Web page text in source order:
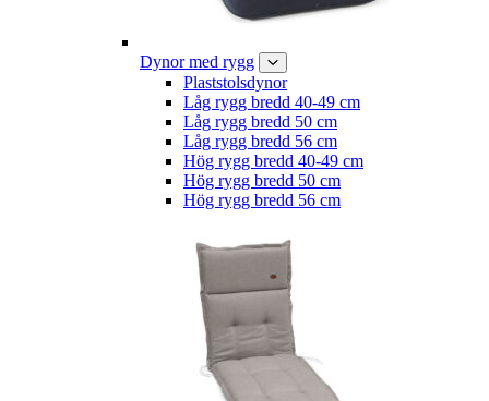
Dynor med rygg
Plaststolsdynor
Låg rygg bredd 40-49 cm
Låg rygg bredd 50 cm
Låg rygg bredd 56 cm
Hög rygg bredd 40-49 cm
Hög rygg bredd 50 cm
Hög rygg bredd 56 cm